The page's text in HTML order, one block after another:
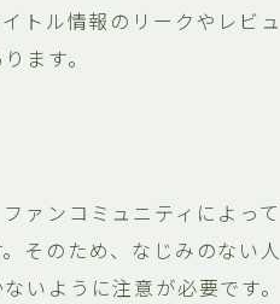
トル情報のリークやレビュ
ます。
ァンコミュニティによって
そのため、なじみのない人
いように注意が必要です。